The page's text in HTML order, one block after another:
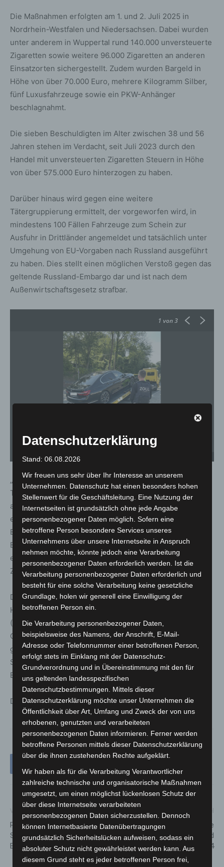
Die Maßnahmen erfolgten am 1. und 2. Juli 2025 in
Nordrhein-Westfalen und Niedersachsen. Dabei wurden
unter anderem in Wuppertal rund 140.000 unversteuerte
Zigaretten sowie weitere 96.000 Zigaretten an anderen
Einsatzorten sichergestellt. Zudem wurden Bargeld in
Höhe von über 70.000 Euro, mehrere Kilogramm Silber,
fünf Luxusfahrzeuge sowie ein PKW-Anhänger
beschlagnahmt.
Die sieben Beschuldigten im Alter zwischen 38 und 56
Jahren stehen im Verdacht, seit Juli 2023 durch den
Handel mit unversteuerten Zigaretten Steuern in Höhe
von über 575.000 Euro hinterzogen zu haben.
Darüber hinaus wird gegen eine weitere
Tätergruppierung ermittelt, der vorgeworfen wird, in
mindestens 100 Fällen Fahrzeuge zum Schein zur
Ausfuhr in Drittländer angemeldet und tatsächlich unter
Umgehung von EU-Vorgaben nach Russland ausgeführt
zu haben. Dies stellt einen möglichen Verstoß gegen das
geltende Russland-Embargo dar und ist nach dem
Außenwirtschaftsgesetz strafbar.
1 von 3
BMW_Limousine_sichergestellt - Foto: Zollfahndungsamt Hannover
„Dieses Ermittlungsverfahren zeigt deutlich, wie
Tätergruppierungen heutzutage deliktsübergreifend
arbeiten, um aus ihren Straftaten kriminelle Gewinne zu
erwirtschaften. Das zeigt die Wichtigkeit, ganzheitliche
Ermittlungen ‚aus einem Guss‘ zu führen und den
Beschuldigten ihren Gewinn aus den Straftaten zu
entziehen,“ erklärt Guido Mäke, Sprecher des
Zollfahndungsamtes Hannover.
Die Ermittlungen wurden durch das Zollfahndungsamt
Hannover im Auftrag der Staatsanwaltschaft Bielefeld
(Schwerpunktabteilung für Wirtschaftsstrafsachen,
Organisierte Kriminalität und Vermögensabschöpfung)
geführt. Unterstützt wurden die Maßnahmen von
Spezialkräften des Zolls sowie dem Zollfahndungsamt
Essen.
Die Ermittlungen dauern an.
Region Hannover investiert in
Sirenennetz zur Warnung der
Bevölkerung
Niedersachsen zieht positive
Bilanz für Brand- und
Katastrophenschutz 2024
Datenschutzerklärung
Stand: 06.08.2026
Wir freuen uns sehr über Ihr Interesse an unserem
Unternehmen. Datenschutz hat einen besonders hohen
Stellenwert für die Geschäftsleitung. Eine Nutzung der
Internetseiten ist grundsätzlich ohne jede Angabe
personenbezogener Daten möglich. Sofern eine
betroffene Person besondere Services unseres
Unternehmens über unsere Internetseite in Anspruch
nehmen möchte, könnte jedoch eine Verarbeitung
personenbezogener Daten erforderlich werden. Ist die
Verarbeitung personenbezogener Daten erforderlich und
besteht für eine solche Verarbeitung keine gesetzliche
Grundlage, holen wir generell eine Einwilligung der
betroffenen Person ein.
Die Verarbeitung personenbezogener Daten,
beispielsweise des Namens, der Anschrift, E-Mail-
Adresse oder Telefonnummer einer betroffenen Person,
erfolgt stets im Einklang mit der Datenschutz-
Grundverordnung und in Übereinstimmung mit den für
uns geltenden landesspezifischen
Datenschutzbestimmungen. Mittels dieser
Datenschutzerklärung möchte unser Unternehmen die
Öffentlichkeit über Art, Umfang und Zweck der von uns
erhobenen, genutzten und verarbeiteten
personenbezogenen Daten informieren. Ferner werden
betroffene Personen mittels dieser Datenschutzerklärung
über die ihnen zustehenden Rechte aufgeklärt.
Wir haben als für die Verarbeitung Verantwortlicher
zahlreiche technische und organisatorische Maßnahmen
umgesetzt, um einen möglichst lückenlosen Schutz der
über diese Internetseite verarbeiteten
personenbezogenen Daten sicherzustellen. Dennoch
können Internetbasierte Datenübertragungen
grundsätzlich Sicherheitslücken aufweisen, sodass ein
absoluter Schutz nicht gewährleistet werden kann. Aus
diesem Grund steht es jeder betroffenen Person frei,